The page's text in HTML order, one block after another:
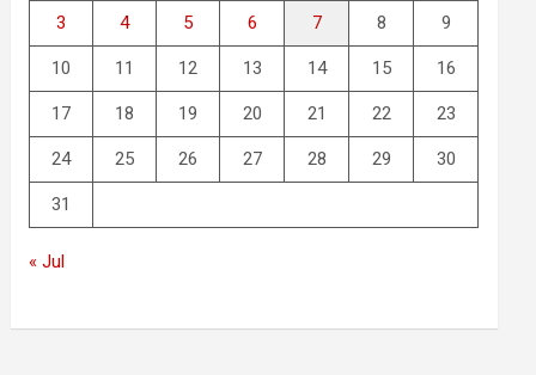
3 4 5 6 7 8 9
10 11 12 13 14 15 16
17 18 19 20 21 22 23
24 25 26 27 28 29 30
31
« Jul